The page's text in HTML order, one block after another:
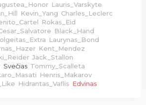
Lauris_Varskyte
Kevin_Yang Charles_Leclerc
Rokas_Eid
Black_Hand
Laurynas_Bond
Kent_Mendez
Jack_Stallon
Svečias Tommy_Scalleta
Henris_Makarov
Hidrantas_Vaflis Edvinas